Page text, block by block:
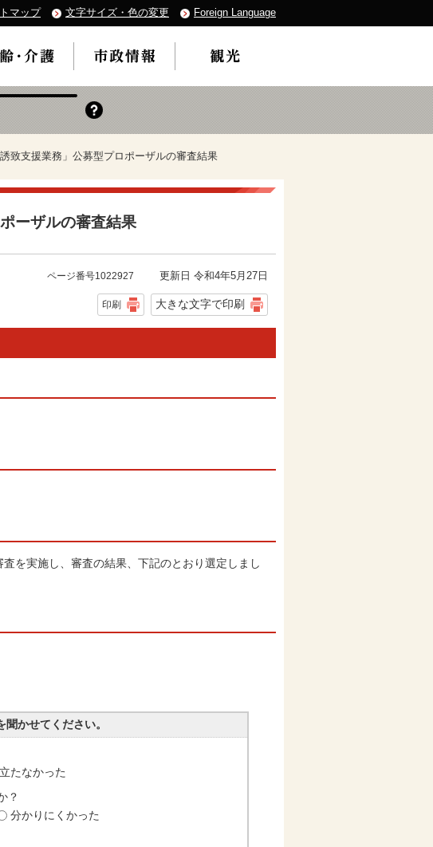
マップ 文字サイズ・色の変更 Foreign Language
致支援業務」公募型プロポーザルの審査結果
ーザルの審査結果
ページ番号1022927 更新日 令和4年5月27日
印刷 大きな文字で印刷
を実施し、審査の結果、下記のとおり選定しまし
かせてください。
たなかった
？
分かりにくかった